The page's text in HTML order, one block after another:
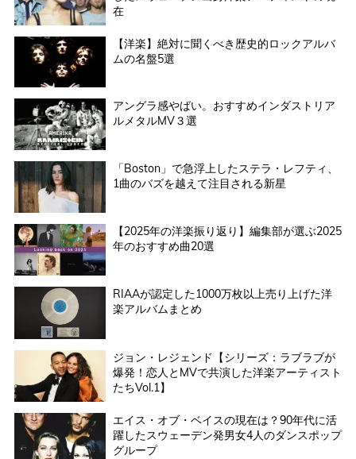
在
【洋楽】絶対に聞くべき歴史的ロックアルバ
ムの名盤5選
アングラ感やばい。おすすめインダストリア
ルメタルMV３選
「Boston」で急浮上したステラ・レフティ、
1曲のバズを越えて注目される新星
【2025年の洋楽振り返り】編集部が選ぶ2025
年のおすすめ曲20選
RIAAが認定した1000万枚以上売り上げた洋
楽アルバムまとめ
ジョン・レジェンド【シリーズ：ラブラブが
爆発！恋人とMVで共演した洋楽アーティスト
たちVol.1】
エイス・オブ・ベイスの現在は？90年代に活
躍したスウェーデン発男女4人のダンスポップ
グループ